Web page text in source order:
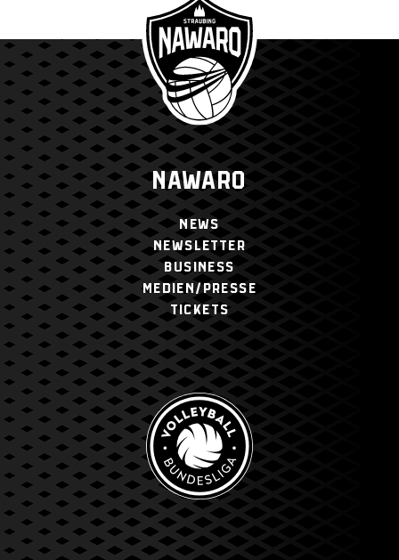
NAWARO
NEWS
NEWSLETTER
BUSINESS
MEDIEN/PRESSE
TICKETS